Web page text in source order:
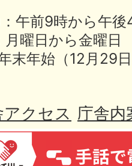
午前9時から午
曜日から金曜日
末年始（12月29
アクセス 庁舎内